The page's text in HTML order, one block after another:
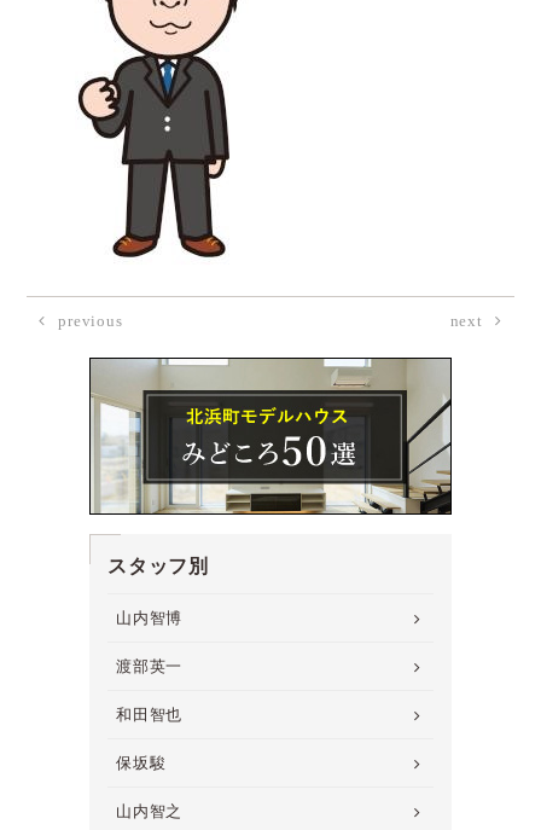
previous next
スタッフ別
山内智博
渡部英一
和田智也
保坂駿
山内智之